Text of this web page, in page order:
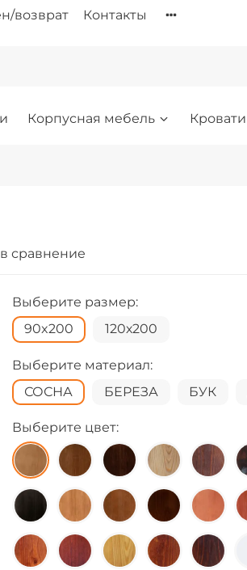
возврат Контакты
Корпусная мебель Кровати
сравнение
Выберите размер:
90x200
120х200
Выберите материал:
СОСНА
БЕРЕЗА БУК
Выберите цвет: